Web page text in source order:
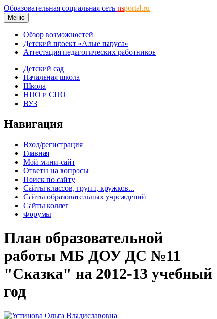
Образовательная социальная сеть nsportal.ru
Меню
Обзор возможностей
Детский проект «Алые паруса»
Аттестация педагогических работников
Детский сад
Начальная школа
Школа
НПО и СПО
ВУЗ
Навигация
Вход/регистрация
Главная
Мой мини-сайт
Ответы на вопросы
Поиск по сайту
Сайты классов, групп, кружков...
Сайты образовательных учреждений
Сайты коллег
Форумы
План образовательной
работы МБ ДОУ ДС №11
"Сказка" на 2012-13 учебный
год